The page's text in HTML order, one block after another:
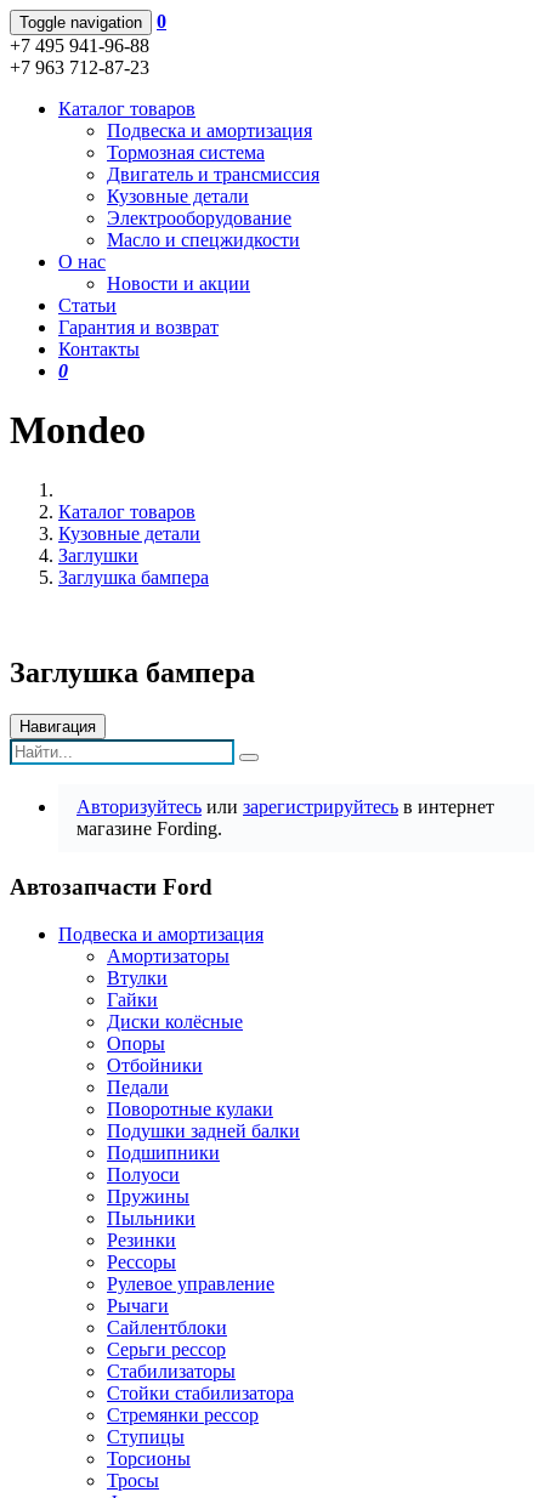
Toggle navigation
0
+7 495 941-96-88
+7 963 712-87-23
Каталог товаров
Подвеска и амортизация
Тормозная система
Двигатель и трансмиссия
Кузовные детали
Электрооборудование
Масло и спецжидкости
О нас
Новости и акции
Статьи
Гарантия и возврат
Контакты
0
Mondeo
Каталог товаров
Кузовные детали
Заглушки
Заглушка бампера
Заглушка бампера
Навигация
Авторизуйтесь или зарегистрируйтесь в интернет
магазине Fording.
Автозапчасти Ford
Подвеска и амортизация
Амортизаторы
Втулки
Гайки
Диски колёсные
Опоры
Отбойники
Педали
Поворотные кулаки
Подушки задней балки
Подшипники
Полуоси
Пружины
Пыльники
Резинки
Рессоры
Рулевое управление
Рычаги
Сайлентблоки
Серьги рессор
Стабилизаторы
Стойки стабилизатора
Стремянки рессор
Ступицы
Торсионы
Тросы